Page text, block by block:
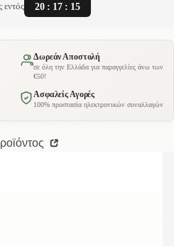
εντός 20 : 17 : 14
Δωρεάν Αποστολή
σε όλη την Ελλάδα για παραγγελίες άνω των
€50!
Ασφαλείς Αγορές
100% προστασία ηλεκτρονικών συναλλαγών